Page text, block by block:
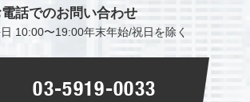
話でのお問い合わせ
10:00〜19:00年末年始/祝日を除く
03-5919-0033